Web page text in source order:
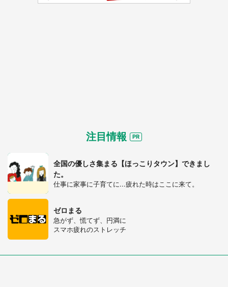
注目情報
全国の優しさ集まる【ほっこりタウン】できまし
た。
仕事に家事に子育てに...疲れた時はここに来て。
ゼロまる
急がず、慌てず、円満に
スマホ疲れのストレッチ